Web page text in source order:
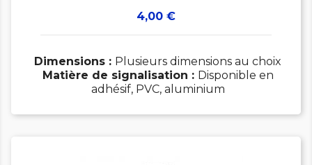
Prix
4,00 €
Dimensions : Plusieurs dimensions au choix
Matière de signalisation : Disponible en
adhésif, PVC, aluminium